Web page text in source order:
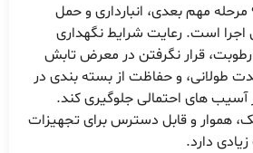
مرحله مهم بعدی، انبارداری و حمل
است. رعایت شرایط نگهداری
رطوبت، قرار نگرفتن در معرض تابش
طولانی، و حفاظت از بسته بندی در
آسیب های احتمالی جلوگیری کند.
هموار و قابل دسترس برای تجهیزات
دارد.